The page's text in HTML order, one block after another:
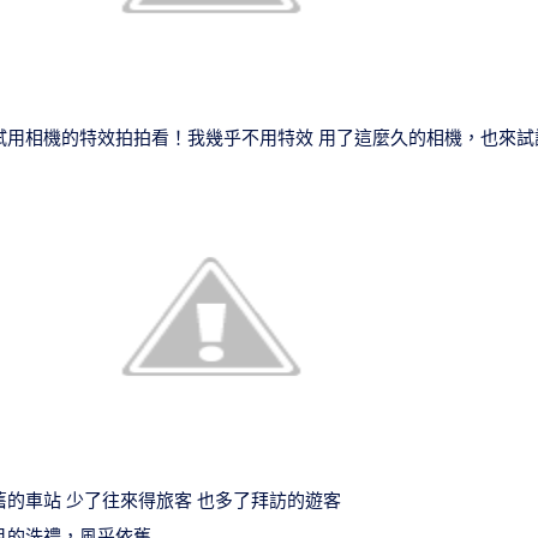
用相機的特效拍拍看！我幾乎不用特效 用了這麼久的相機，也來
的車站 少了往來得旅客 也多了拜訪的遊客